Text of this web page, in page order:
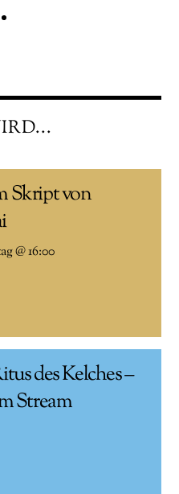
Skript von
@16:00
des Kelches –
Stream